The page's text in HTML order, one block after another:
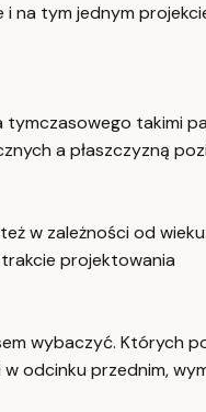
tym jednym
takimi
a płaszczyzną
w zależności od
projektowania
wybaczyć.
odcinku przednim,